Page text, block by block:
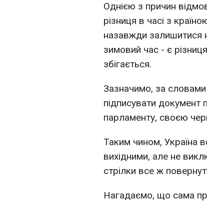
Однією з причин
різниця в часі з
назавжди залишитися
зимовий час - є
збігається.
Зазначимо, за
підписувати
парламенту, своєю
Таким чином, Україна
вихідними, але не
стрілки все ж
Нагадаємо, що сама